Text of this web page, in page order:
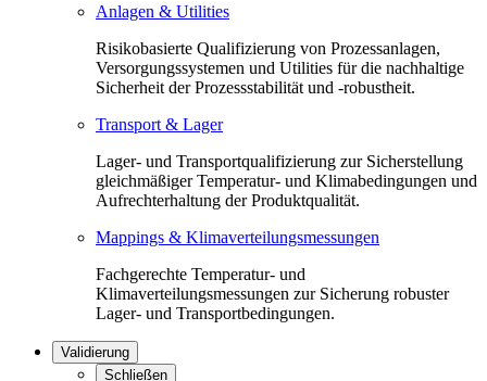
Anlagen & Utilities
Risikobasierte Qualifizierung von Prozessanlagen,
Versorgungssystemen und Utilities für die nachhaltige
Sicherheit der Prozessstabilität und -robustheit.
Transport & Lager
Lager- und Transportqualifizierung zur Sicherstellung
gleichmäßiger Temperatur- und Klimabedingungen und
Aufrechterhaltung der Produktqualität.
Mappings & Klimaverteilungsmessungen
Fachgerechte Temperatur- und
Klimaverteilungsmessungen zur Sicherung robuster
Lager- und Transportbedingungen.
Validierung
Schließen